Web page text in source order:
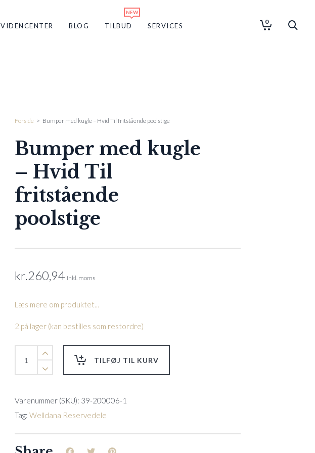
VIDENCENTER BLOG TILBUD SERVICES
0
Forside > Bumper med kugle – Hvid Til fritstående poolstige
Bumper med kugle
– Hvid Til
fritstående
poolstige
kr.260,94 inkl. moms
Læs mere om produktet...
2 på lager (kan bestilles som restordre)
med
Til
fritstående
quantity
TILFØJ TIL KURV
Varenummer (SKU): 39-200006-1
Tag: Welldana Reservedele